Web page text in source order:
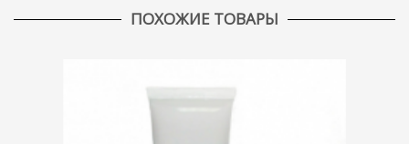
ПОХОЖИЕ ТОВАРЫ